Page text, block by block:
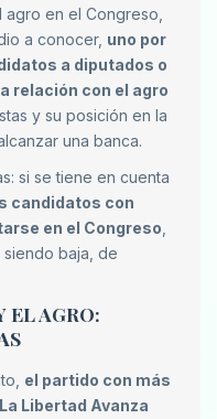
en el Congreso,
a conocer, uno por
a diputados o
relación con el agro
y su posición en la
una banca.
si se tiene en cuenta
candidatos con
en el Congreso
baja, de
EL AGRO:
el partido con más
Libertad Avanza